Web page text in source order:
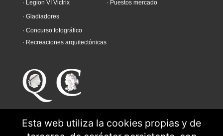
· Legion VI Victrix
· Puestos mercado
· Gladiadores
· Concurso fotográfico
· Recreaciones arquitectónicas
Esta web utiliza la cookies propias y de